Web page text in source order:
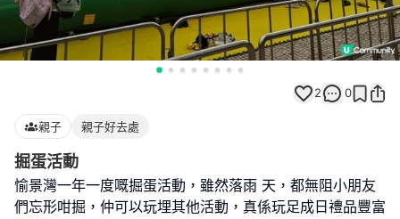
2 0
親子 親子好去處
掘蛋活動
愉景灣一年一度嘅掘蛋活動，雖然落雨 天，都無阻小朋友
們忘形咁掘，仲可以玩埋其他活動，真係玩足成日禮品豐富